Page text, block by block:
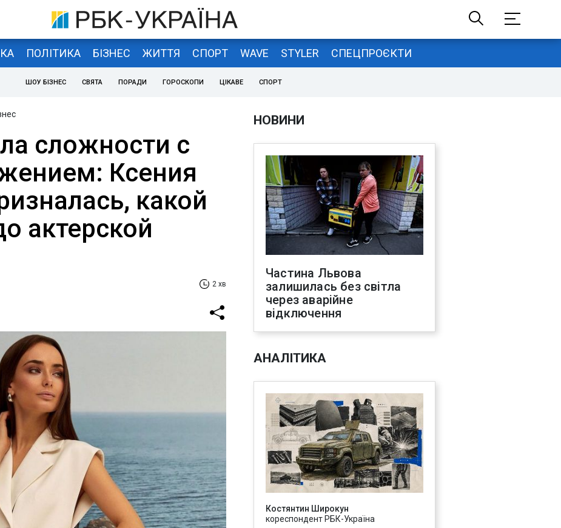
ПОЛІТИКА БІЗНЕС ЖИТТЯ СПОРТ WAVE STYLER СПЕЦПРОЄКТИ
ШОУ БІЗНЕС СВЯТА ПОРАДИ ГОРОСКОПИ ЦІКАВЕ СПОРТ
сложности с
Ксения
какой
актерской
2 хв
НОВИНИ
Частина Львова
залишилась без світла
через аварійне
відключення
АНАЛІТИКА
Костянтин Широкун
кореспондент РБК-Україна